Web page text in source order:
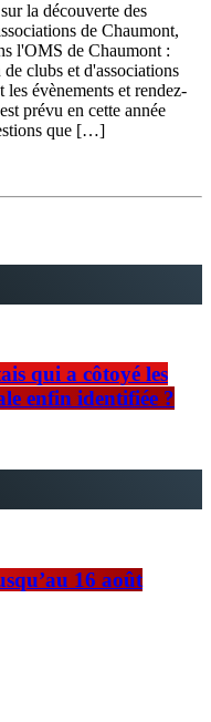
la découverte des
de Chaumont,
l'OMS de Chaumont :
clubs et d'associations
évènements et rendez-
prévu en cette année
que […]
qui a côtoyé les
enfin identifiée ?
16 août